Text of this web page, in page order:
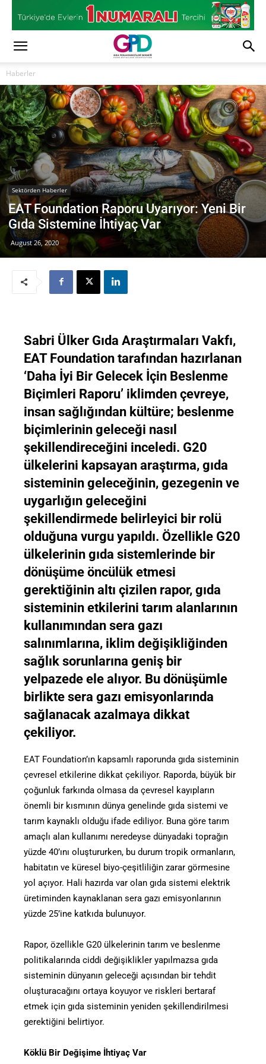
Haberler
Sektörden Haberler
EAT Foundation Raporu Uyarıyor: Yeni Bir
Gıda Sistemine İhtiyaç Var
August 26, 2020
Sabri Ülker Gıda Araştırmaları Vakfı,
EAT Foundation tarafından hazırlanan
‘Daha İyi Bir Gelecek İçin Beslenme
Biçimleri Raporu’ iklimden çevreye,
insan sağlığından kültüre; beslenme
biçimlerinin geleceği nasıl
şekillendireceğini inceledi. G20
ülkelerini kapsayan araştırma, gıda
sisteminin geleceğinin, gezegenin ve
uygarlığın geleceğini
şekillendirmede belirleyici bir rolü
olduğuna vurgu yapıldı. Özellikle G20
ülkelerinin gıda sistemlerinde bir
dönüşüme öncülük etmesi
gerektiğinin altı çizilen rapor, gıda
sisteminin etkilerini tarım alanlarının
kullanımından sera gazı
salınımlarına, iklim değişikliğinden
sağlık sorunlarına geniş bir
yelpazede ele alıyor. Bu dönüşümle
birlikte sera gazı emisyonlarında
sağlanacak azalmaya dikkat
çekiliyor.
EAT Foundation’ın kapsamlı raporunda gıda sisteminin
çevresel etkilerine dikkat çekiliyor. Raporda, büyük bir
çoğunluk farkında olmasa da çevresel kayıpların
önemli bir kısmının dünya genelinde gıda sistemi ve
tarım kaynaklı olduğu ifade ediliyor. Buna göre tarım
amaçlı alan kullanımı neredeyse dünyadaki toprağın
yüzde 40’ını oluştururken, bu durum tropik ormanların,
habitatın ve küresel biyo-çeşitliliğin zarar görmesine
yol açıyor. Hali hazırda var olan gıda sistemi elektrik
üretiminden kaynaklanan sera gazı emisyonlarının
yüzde 25’ine katkıda bulunuyor.
Rapor, özellikle G20 ülkelerinin tarım ve beslenme
politikalarında ciddi değişiklikler yapılmazsa gıda
sisteminin dünyanın geleceği açısından bir tehdit
oluşturacağını ortaya koyuyor ve riskleri bertaraf
etmek için gıda sisteminin yeniden şekillendirilmesi
gerektiğini belirtiyor.
Köklü Bir Değişime İhtiyaç Var